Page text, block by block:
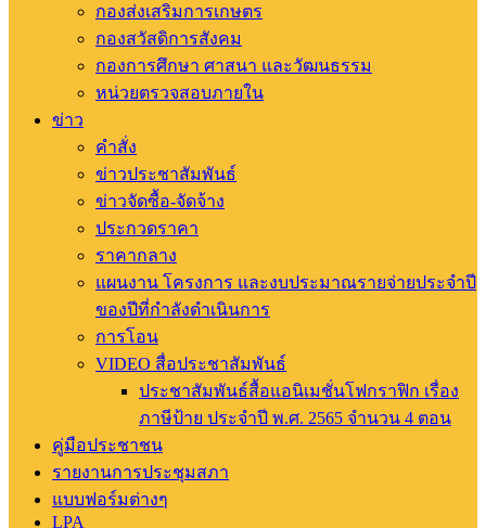
กองส่งเสริมการเกษตร
กองสวัสดิการสังคม
กองการศึกษา ศาสนา และวัฒนธรรม
หน่วยตรวจสอบภายใน
ข่าว
คำสั่ง
ข่าวประชาสัมพันธ์
ข่าวจัดซื้อ-จัดจ้าง
ประกวดราคา
ราคากลาง
แผนงาน โครงการ และงบประมาณรายจ่ายประจำปี
ของปีที่กำลังดำเนินการ
การโอน
VIDEO สื่อประชาสัมพันธ์
ประชาสัมพันธ์สื้อแอนิเมชั่นโฟกราฟิก เรื่อง
ภาษีป้าย ประจำปี พ.ศ. 2565 จำนวน 4 ตอน
คู่มือประชาชน
รายงานการประชุมสภา
แบบฟอร์มต่างๆ
LPA